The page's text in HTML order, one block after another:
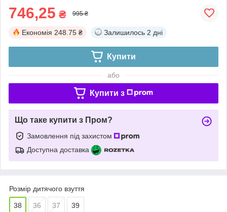
746,25 ₴ 995 ₴
Економія 248.75 ₴ Залишилось 2 дні
Купити
або
Купити з
Що таке купити з Пром?
Замовлення під захистом
Доступна доставка
Розмір дитячого взуття
38 36 37 39